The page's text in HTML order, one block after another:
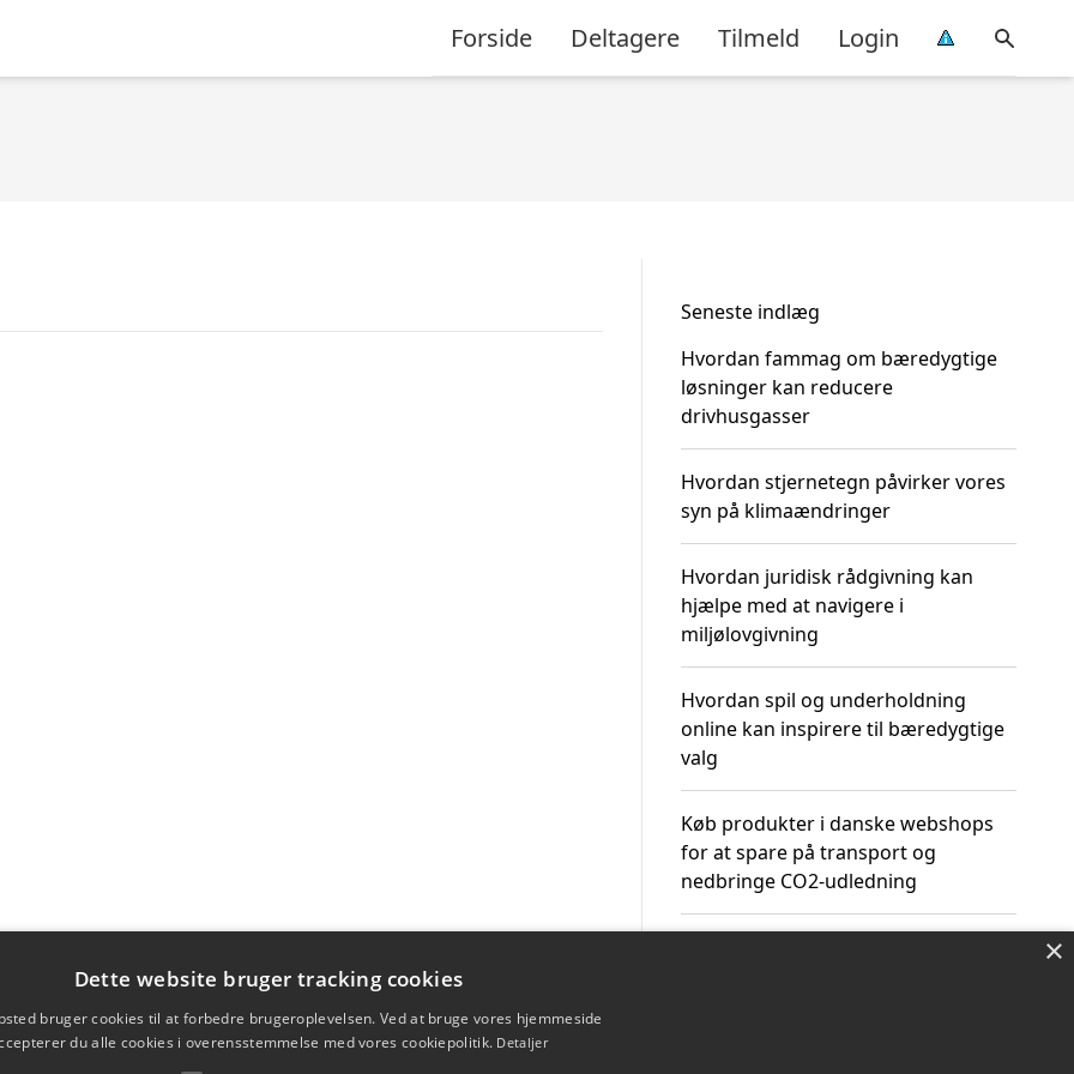
Forside Deltagere Tilmeld Login
Seneste indlæg
Hvordan fammag om bæredygtige
løsninger kan reducere
drivhusgasser
Hvordan stjernetegn påvirker vores
syn på klimaændringer
Hvordan juridisk rådgivning kan
hjælpe med at navigere i
miljølovgivning
Hvordan spil og underholdning
online kan inspirere til bæredygtige
valg
Køb produkter i danske webshops
for at spare på transport og
nedbringe CO2-udledning
×
Dette website bruger tracking cookies
bruger cookies til at forbedre brugeroplevelsen. Ved at bruge vores hjemmeside
du alle cookies i overensstemmelse med vores cookiepolitik. Detaljer